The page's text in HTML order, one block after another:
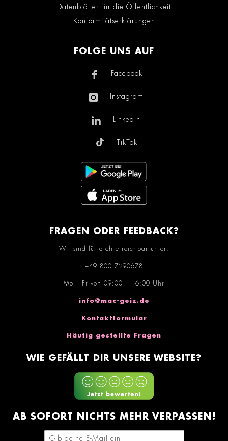
Datenblätter für die Öffentlichkeit
Konformitätserklärungen
FOLGE UNS AUF
Facebook
Instagram
Linkedin
TikTok
FRAGEN ODER FEEDBACK?
Wir sind für dich erreichbar unter:
+49 800 7290678
Mo – Fr von 09:00 – 16:00 Uhr
info@mac-geiz.de
Kontaktformular
Häufig gestellte Fragen
WIE GEFÄLLT DIR UNSERE WEBSITE?
AB SOFORT NICHTS MEHR VERPASSEN!
E-Mail-Adresse eingeben